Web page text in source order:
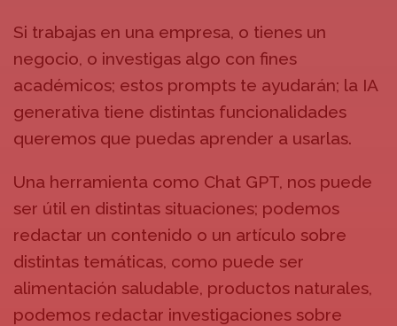
Si trabajas en una empresa, o tienes un
negocio, o investigas algo con fines
académicos; estos prompts te ayudarán; la IA
generativa tiene distintas funcionalidades
queremos que puedas aprender a usarlas.
Una herramienta como Chat GPT, nos puede
ser útil en distintas situaciones; podemos
redactar un contenido o un artículo sobre
distintas temáticas, como puede ser
alimentación saludable, productos naturales,
podemos redactar investigaciones sobre